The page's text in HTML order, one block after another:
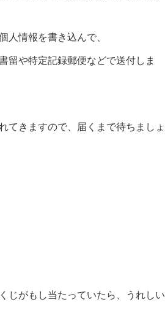
人情報を書き込んで、
留や特定記録郵便などで送付しま
てきますので、届くまで待ちましょ
じがもし当たっていたら、うれしい